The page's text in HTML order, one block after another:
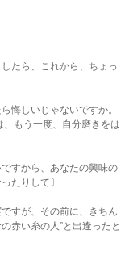
たら、これから、ちょっ
悔しいじゃないですか。
もう一度、自分磨きをは
すから、あなたの興味の
たりして〕
すが、その前に、きちん
赤い糸の人”と出逢ったと